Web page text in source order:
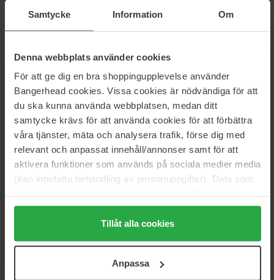
Samtycke Information Om
Denna webbplats använder cookies
För att ge dig en bra shoppingupplevelse använder
Bangerhead cookies. Vissa cookies är nödvändiga för att
du ska kunna använda webbplatsen, medan ditt
samtycke krävs för att använda cookies för att förbättra
våra tjänster, mäta och analysera trafik, förse dig med
relevant och anpassat innehåll/annonser samt för att
aktivera funktioner som används på sociala medier media
(kan innefatta behandling av personuppgifter). Data som
trycka på "Tillåt alla cookies" accepterar du alla cookies,
medan du under "Detaljer" kan anpassa användningen av
cookies. Du kan när som helst återkalla ditt samtycke.
Tillåt alla cookies
Anpassa
varmistaa, että saat täydellisen määrän tehoa hiustesi tarpeisiin.
Tuotenumero: 55006
Kategoriat:
Etusivu
Hiustuotteet
Hiustenmuotoilulaitteet
Suoristusraudat
Platinum + Hair Straightener
Arvostelut (2)
4